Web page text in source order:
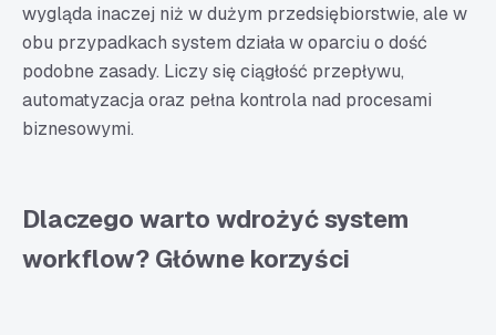
wygląda inaczej niż w dużym przedsiębiorstwie, ale w
obu przypadkach system działa w oparciu o dość
podobne zasady. Liczy się ciągłość przepływu,
automatyzacja oraz pełna kontrola nad procesami
biznesowymi.
Dlaczego warto wdrożyć system
workflow? Główne korzyści